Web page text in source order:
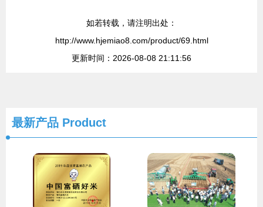
如若转载，请注明出处：
http://www.hjemiao8.com/product/69.html
更新时间：2026-08-08 21:11:56
最新产品 Product